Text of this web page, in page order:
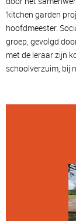
‘kitchen garden
hoofdmeester.
groep, gevolgd
met de leraar zijn
schoolverzuim, bij